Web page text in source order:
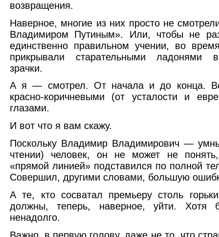
возвращения.
Наверное, многие из них просто не
Владимиром Путиным». Или, чтобы не
единственно правильном учении, во
прикрывали старательными ладонями
зрачки.
А я — смотрел. От начала и до конца.
красно-коричневыми (от усталости и
глазами.
И вот что я вам скажу.
Поскольку Владимир Владимирович —
чтении) человек, он не может не
«прямой линией» подставился по полной
Совершил, другими словами, большую
А те, кто сосватал премьеру столь
должны, теперь, наверное, уйти. Хотя
ненадолго.
Важно, в первую голову, даже не то, что